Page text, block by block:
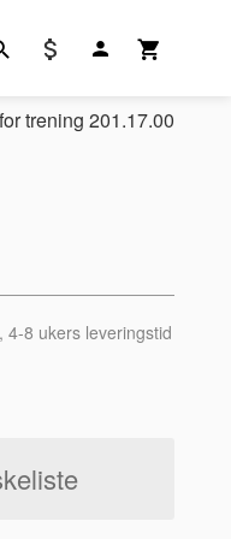
trening 201.17.00
4-8 ukers leveringstid